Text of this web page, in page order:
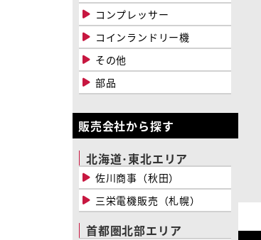
コンプレッサー
コインランドリー機
その他
部品
販売会社から探す
北海道･東北エリア
佐川商事（秋田）
三栄電機販売（札幌）
首都圏北部エリア